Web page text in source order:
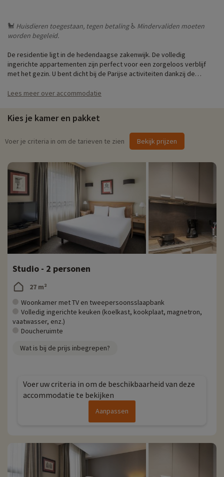
🐩 Huisdieren toegestaan, tegen betaling♿ Mindervaliden moeten
worden begeleid.
De residentie ligt in de hedendaagse zakenwijk. De volledig
ingerichte appartementen zijn perfect voor een zorgeloos verblijf
met het gezin. U bent dicht bij de Parijse activiteiten dankzij de
de Arche de la Défense niet!
persoonsappartementen voor iets meer privacy.
Lees meer over accommodatie
Kies je kamer en pakket
Voer je criteria in om de tarieven te zien Bekijk prijzen
Studio - 2 personen
27 m²
Woonkamer met TV en tweepersoonsslaapbank
Volledig ingerichte keuken (koelkast, kookplaat, magnetron,
vaatwasser, enz.)
Doucheruimte
Wat is bij de prijs inbegrepen?
Voer uw criteria in om de beschikbaarheid van deze
accommodatie te bekijken
Aanpassen